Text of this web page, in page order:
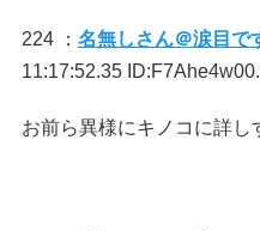
224 ： 名無しさん＠涙目で
11:17:52.35
お前ら異様にキノコに詳し